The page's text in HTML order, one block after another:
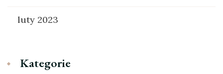
luty 2023
Kategorie